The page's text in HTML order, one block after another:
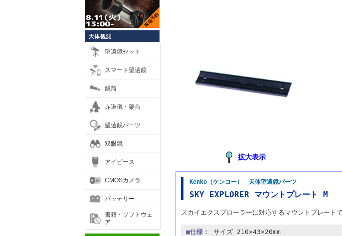
天体観測
望遠鏡セット
スマート望遠鏡
鏡筒
赤道儀・架台
望遠鏡パーツ
双眼鏡
アイピース
CMOSカメラ
バッテリー
書籍・ソフトウェ
ア
拡大表示
Kenko（ケンコー） 天体望遠鏡パーツ
SKY EXPLORER マウントプレート M
スカイエクスプローラーに対応するマウントプレートで
■仕様： サイズ 210×43×20mm